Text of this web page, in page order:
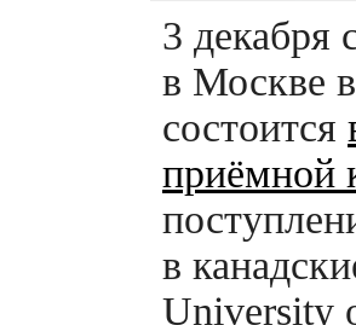
3 декабря
в Москве
состоится
приёмной
в
University